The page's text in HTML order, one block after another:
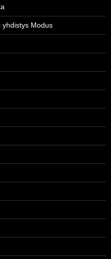
yhdistys Modus